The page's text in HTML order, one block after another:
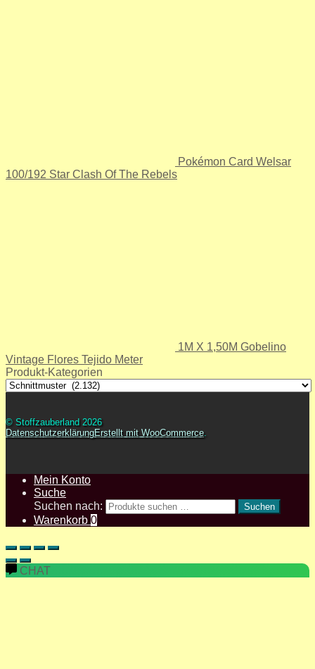
Pokémon Card Welsar
100/192 Star Clash Of The Rebels
1M X 1,50M Gobelino
Vintage Flores Tejido Meter
Produkt-Kategorien
© Stoffzauberland 2026
DatenschutzerklärungErstellt mit WooCommerce.
Mein Konto
Suche
Suchen nach:
Suchen
Warenkorb 0
CHAT